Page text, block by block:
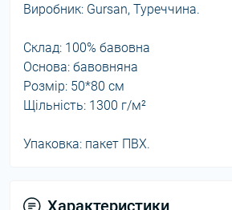
Виробник: Gursan, Туреччина.
Склад: 100% бавовна
Основа: бавовняна
Розмір: 50*80 см
Щільність: 1300 г/м²
Упаковка: пакет ПВХ.
Характеристики